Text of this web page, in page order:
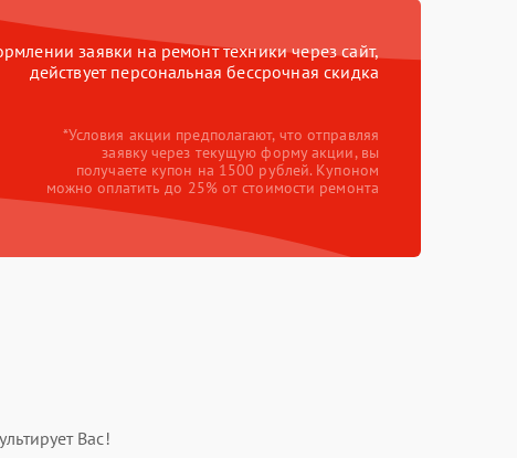
заявки на ремонт техники через сайт,
действует персональная бессрочная скидка
*Условия акции предполагают, что отправляя
заявку через текущую форму акции, вы
получаете купон на 1500 рублей. Купоном
можно оплатить до 25% от стоимости ремонта
Вас!